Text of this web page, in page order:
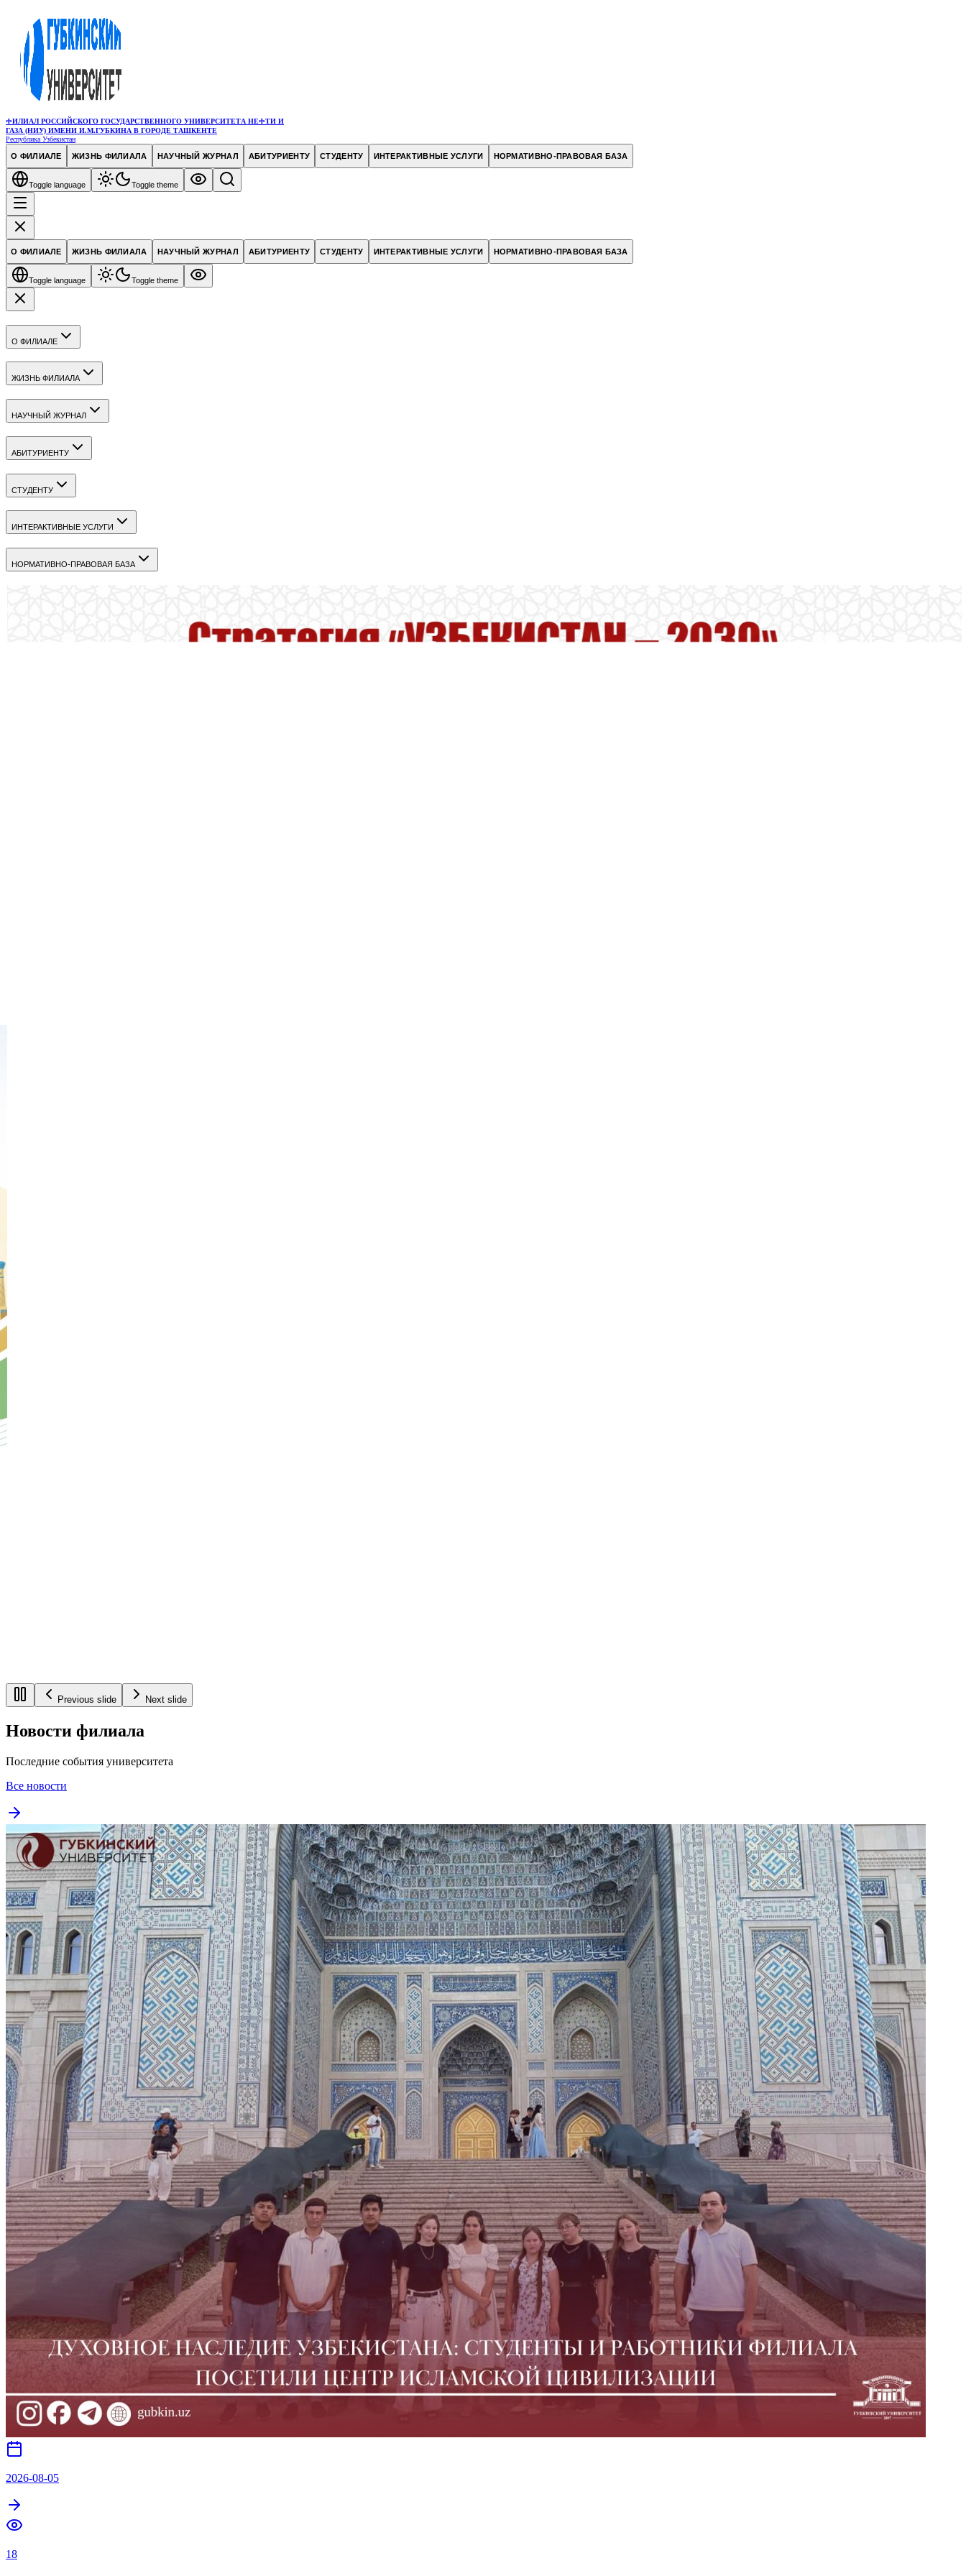
ФИЛИАЛ РОССИЙСКОГО ГОСУДАРСТВЕННОГО УНИВЕРСИТЕТА НЕФТИ И
ГАЗА (НИУ) ИМЕНИ И.М.ГУБКИНА В ГОРОДЕ ТАШКЕНТЕ
Республика Узбекистан
О ФИЛИАЛЕ ЖИЗНЬ ФИЛИАЛА НАУЧНЫЙ ЖУРНАЛ АБИТУРИЕНТУ СТУДЕНТУ ИНТЕРАКТИВНЫЕ УСЛУГИ НОРМАТИВНО-ПРАВОВАЯ БАЗА
Toggle language Toggle theme
О ФИЛИАЛЕ ЖИЗНЬ ФИЛИАЛА НАУЧНЫЙ ЖУРНАЛ АБИТУРИЕНТУ СТУДЕНТУ ИНТЕРАКТИВНЫЕ УСЛУГИ НОРМАТИВНО-ПРАВОВАЯ БАЗА
Toggle language Toggle theme
О ФИЛИАЛЕ
ЖИЗНЬ ФИЛИАЛА
НАУЧНЫЙ ЖУРНАЛ
АБИТУРИЕНТУ
СТУДЕНТУ
ИНТЕРАКТИВНЫЕ УСЛУГИ
НОРМАТИВНО-ПРАВОВАЯ БАЗА
Previous slide Next slide
Новости филиала
Последние события университета
Все новости
2026-08-05
18